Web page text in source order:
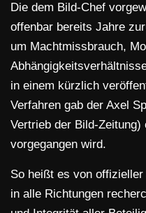
Die dem Bild-Chef
offenbar bereits Jahre
um Machtmissbrauch,
in einem kürzlich
Verfahren gab der Axel
Vertrieb der Bild-
vorgegangen wird.
So heißt es von
in alle Richtungen